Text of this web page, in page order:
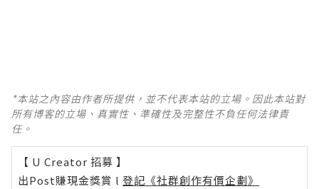
*本站之內容由作者所提供，並不代表本站的立場。因此本站對
所有博客的立場、真實性、準確性及完整性不負任何法律責
任。
【 U Creator 招募 】
出Post賺現金獎賞 l 登記《社群創作有價企劃》